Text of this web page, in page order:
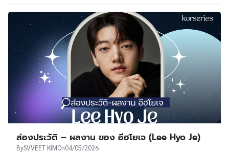
ส่องประวัติ – ผลงาน ของ อีฮโยเจ (Lee Hyo Je)
BySVVEET KIMOn04/05/2026